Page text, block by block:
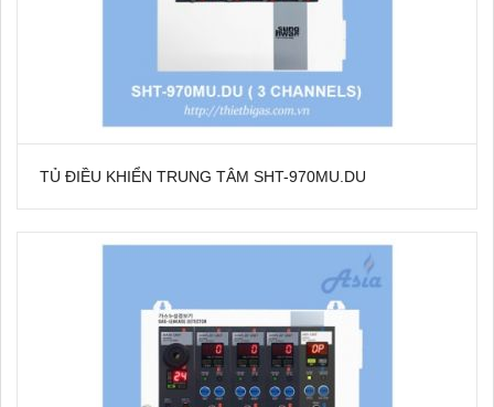
TỦ ĐIỀU KHIỂN TRUNG TÂM SHT-970MU.DU